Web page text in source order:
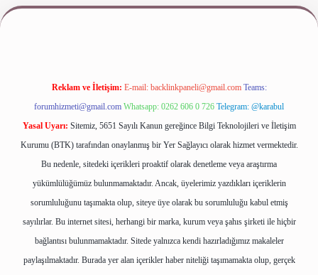
Reklam ve İletişim: E-mail: backlinkpaneli@gmail.com Teams:
forumhizmeti@gmail.com Whatsapp: 0262 606 0 726 Telegram: @karabul
Yasal Uyarı: Sitemiz, 5651 Sayılı Kanun gereğince Bilgi Teknolojileri ve İletişim
Kurumu (BTK) tarafından onaylanmış bir Yer Sağlayıcı olarak hizmet vermektedir.
Bu nedenle, sitedeki içerikleri proaktif olarak denetleme veya araştırma
yükümlülüğümüz bulunmamaktadır. Ancak, üyelerimiz yazdıkları içeriklerin
sorumluluğunu taşımakta olup, siteye üye olarak bu sorumluluğu kabul etmiş
sayılırlar. Bu internet sitesi, herhangi bir marka, kurum veya şahıs şirketi ile hiçbir
bağlantısı bulunmamaktadır. Sitede yalnızca kendi hazırladığımız makaleler
paylaşılmaktadır. Burada yer alan içerikler haber niteliği taşımamakta olup, gerçek